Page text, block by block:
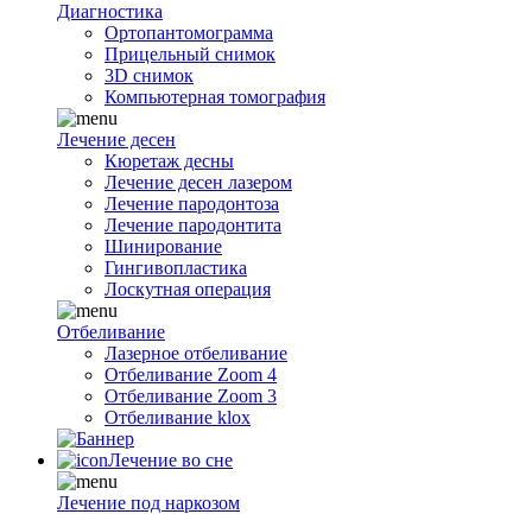
Диагностика
Ортопантомограмма
Прицельный снимок
3D снимок
Компьютерная томография
Лечение десен
Кюретаж десны
Лечение десен лазером
Лечение пародонтоза
Лечение пародонтита
Шинирование
Гингивопластика
Лоскутная операция
Отбеливание
Лазерное отбеливание
Отбеливание Zoom 4
Отбеливание Zoom 3
Отбеливание klox
Лечение во сне
Лечение под наркозом